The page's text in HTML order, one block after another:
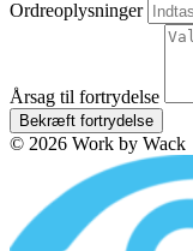
Ordreoplysninger
Årsag til fortrydelse
Bekræft fortrydelse
© 2026 Work by Wack